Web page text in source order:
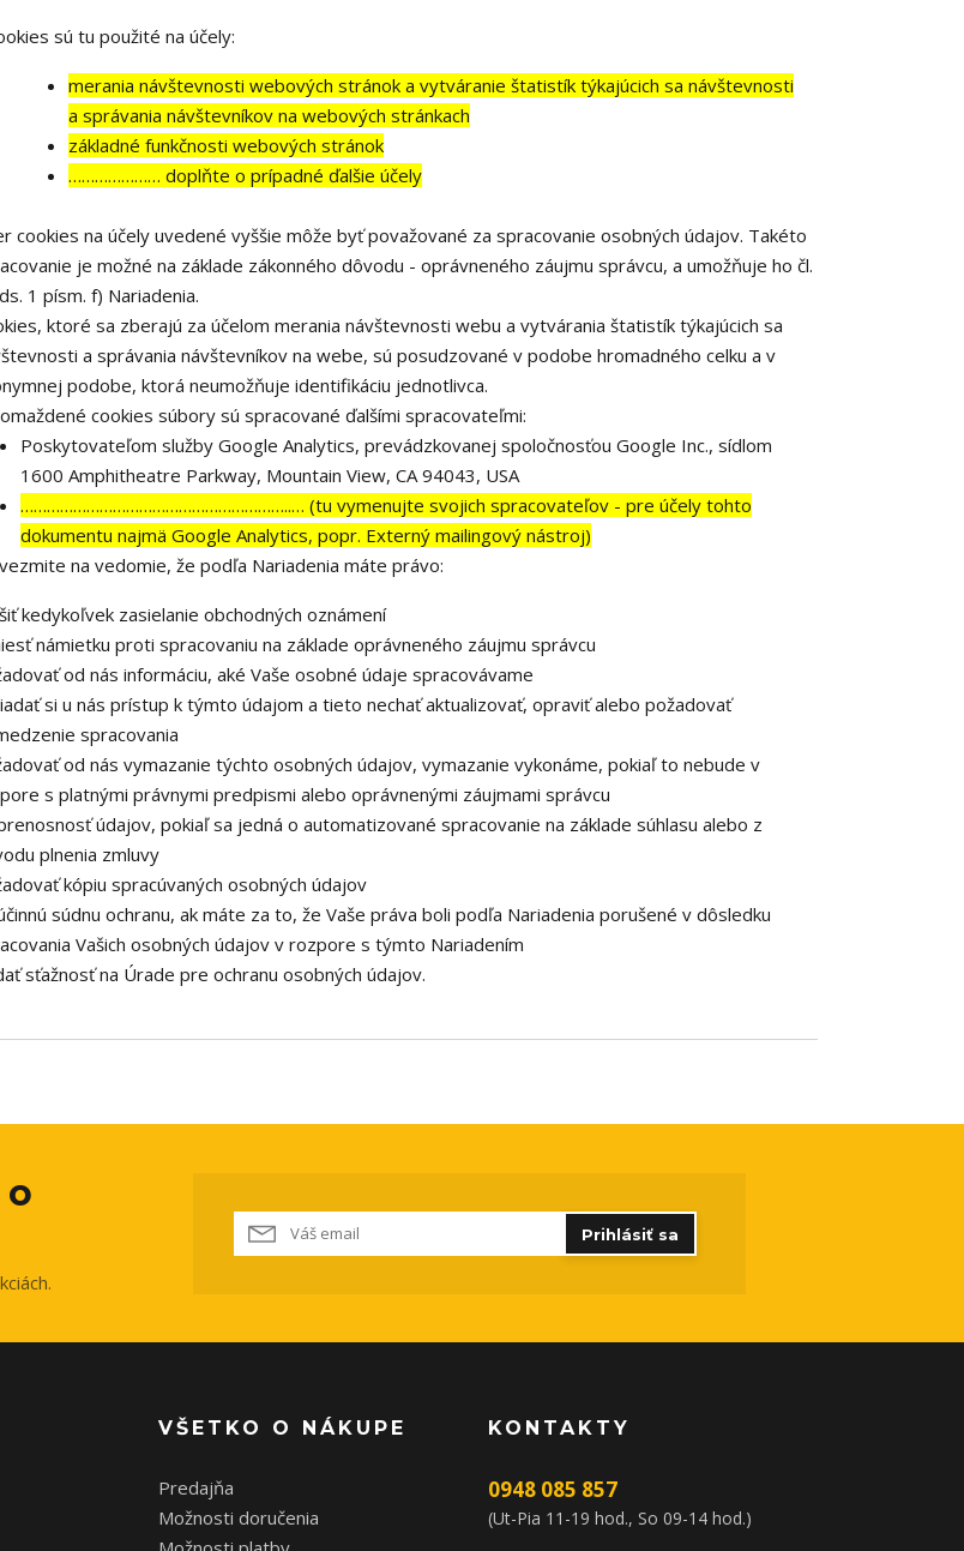
sú tu použité na účely:
merania návštevnosti webových stránok a vytváranie štatistík týkajúcich sa návštevnosti
a správania návštevníkov na webových stránkach
základné funkčnosti webových stránok
………………… doplňte o prípadné ďalšie účely
cookies na účely uvedené vyššie môže byť považované za spracovanie osobných údajov. Takéto
je možné na základe zákonného dôvodu - oprávneného záujmu správcu, a umožňuje ho čl.
1 písm. f) Nariadenia.
ktoré sa zberajú za účelom merania návštevnosti webu a vytvárania štatistík týkajúcich sa
a správania návštevníkov na webe, sú posudzované v podobe hromadného celku a v
podobe, ktorá neumožňuje identifikáciu jednotlivca.
cookies súbory sú spracované ďalšími spracovateľmi:
Poskytovateľom služby Google Analytics, prevádzkovanej spoločnosťou Google Inc., sídlom
1600 Amphitheatre Parkway, Mountain View, CA 94043, USA
……………………………………………………..… (tu vymenujte svojich spracovateľov - pre účely tohto
dokumentu najmä Google Analytics, popr. Externý mailingový nástroj)
na vedomie, že podľa Nariadenia máte právo:
kedykoľvek zasielanie obchodných oznámení
námietku proti spracovaniu na základe oprávneného záujmu správcu
od nás informáciu, aké Vaše osobné údaje spracovávame
si u nás prístup k týmto údajom a tieto nechať aktualizovať, opraviť alebo požadovať
spracovania
od nás vymazanie týchto osobných údajov, vymazanie vykonáme, pokiaľ to nebude v
s platnými právnymi predpismi alebo oprávnenými záujmami správcu
údajov, pokiaľ sa jedná o automatizované spracovanie na základe súhlasu alebo z
plnenia zmluvy
kópiu spracúvaných osobných údajov
súdnu ochranu, ak máte za to, že Vaše práva boli podľa Nariadenia porušené v dôsledku
Vašich osobných údajov v rozpore s týmto Nariadením
sťažnosť na Úrade pre ochranu osobných údajov.
Prihlásiť sa
VŠETKO O NÁKUPE
Predajňa
Možnosti doručenia
KONTAKTY
0948 085 857
(Ut-Pia 11-19 hod., So 09-14 hod.)